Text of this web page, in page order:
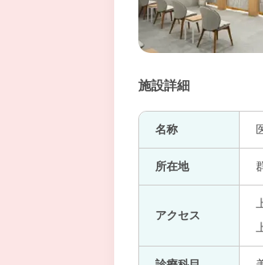
施設詳細
名称
所在地
アクセス